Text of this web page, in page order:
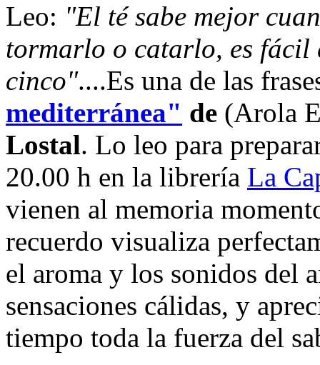
Leo: "El té sabe mejor
tormarlo o catarlo, es fácil
cinco"....Es una de las
mediterránea" de (Arola
Lostal. Lo leo para
20.00 h en la librería La
vienen al memoria
recuerdo visualiza
el aroma y los sonidos del
sensaciones cálidas, y
tiempo toda la fuerza del